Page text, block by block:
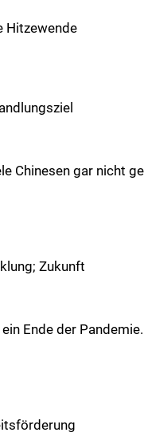
Hitzewende
gar nicht
; Zukunft
Ende der